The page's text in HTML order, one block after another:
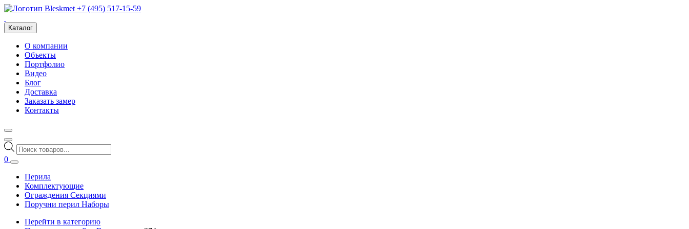
+7 (495) 517-15-59
Каталог
О компании
Объекты
Портфолио
Видео
Блог
Доставка
Заказать замер
Контакты
Поиск
товаров
0
Перила
Комплектующие
Ограждения Секциями
Поручни перил Наборы
Перейти в категорию